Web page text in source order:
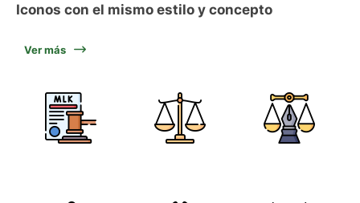
Iconos con el mismo estilo y concepto
Ver más